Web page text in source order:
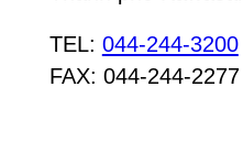
TEL: 044-244-3200
FAX: 044-244-2277